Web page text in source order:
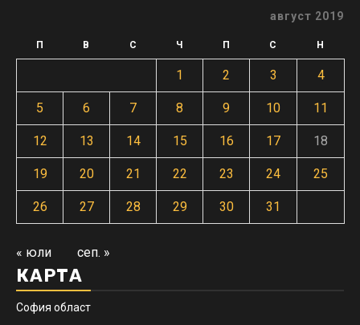
август 2019
П В С Ч П С Н
1 2 3 4
5 6 7 8 9 10 11
12 13 14 15 16 17 18
19 20 21 22 23 24 25
26 27 28 29 30 31
« юли сеп. »
КАРТА
София област